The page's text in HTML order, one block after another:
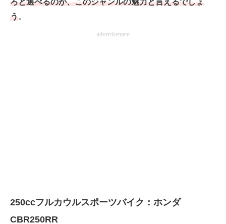
ろと選べるのが、このジャンルの魅力と言えるでしょ
う。
advertisement
250ccフルカウルスポーツバイク：ホンダ
CBR250RR